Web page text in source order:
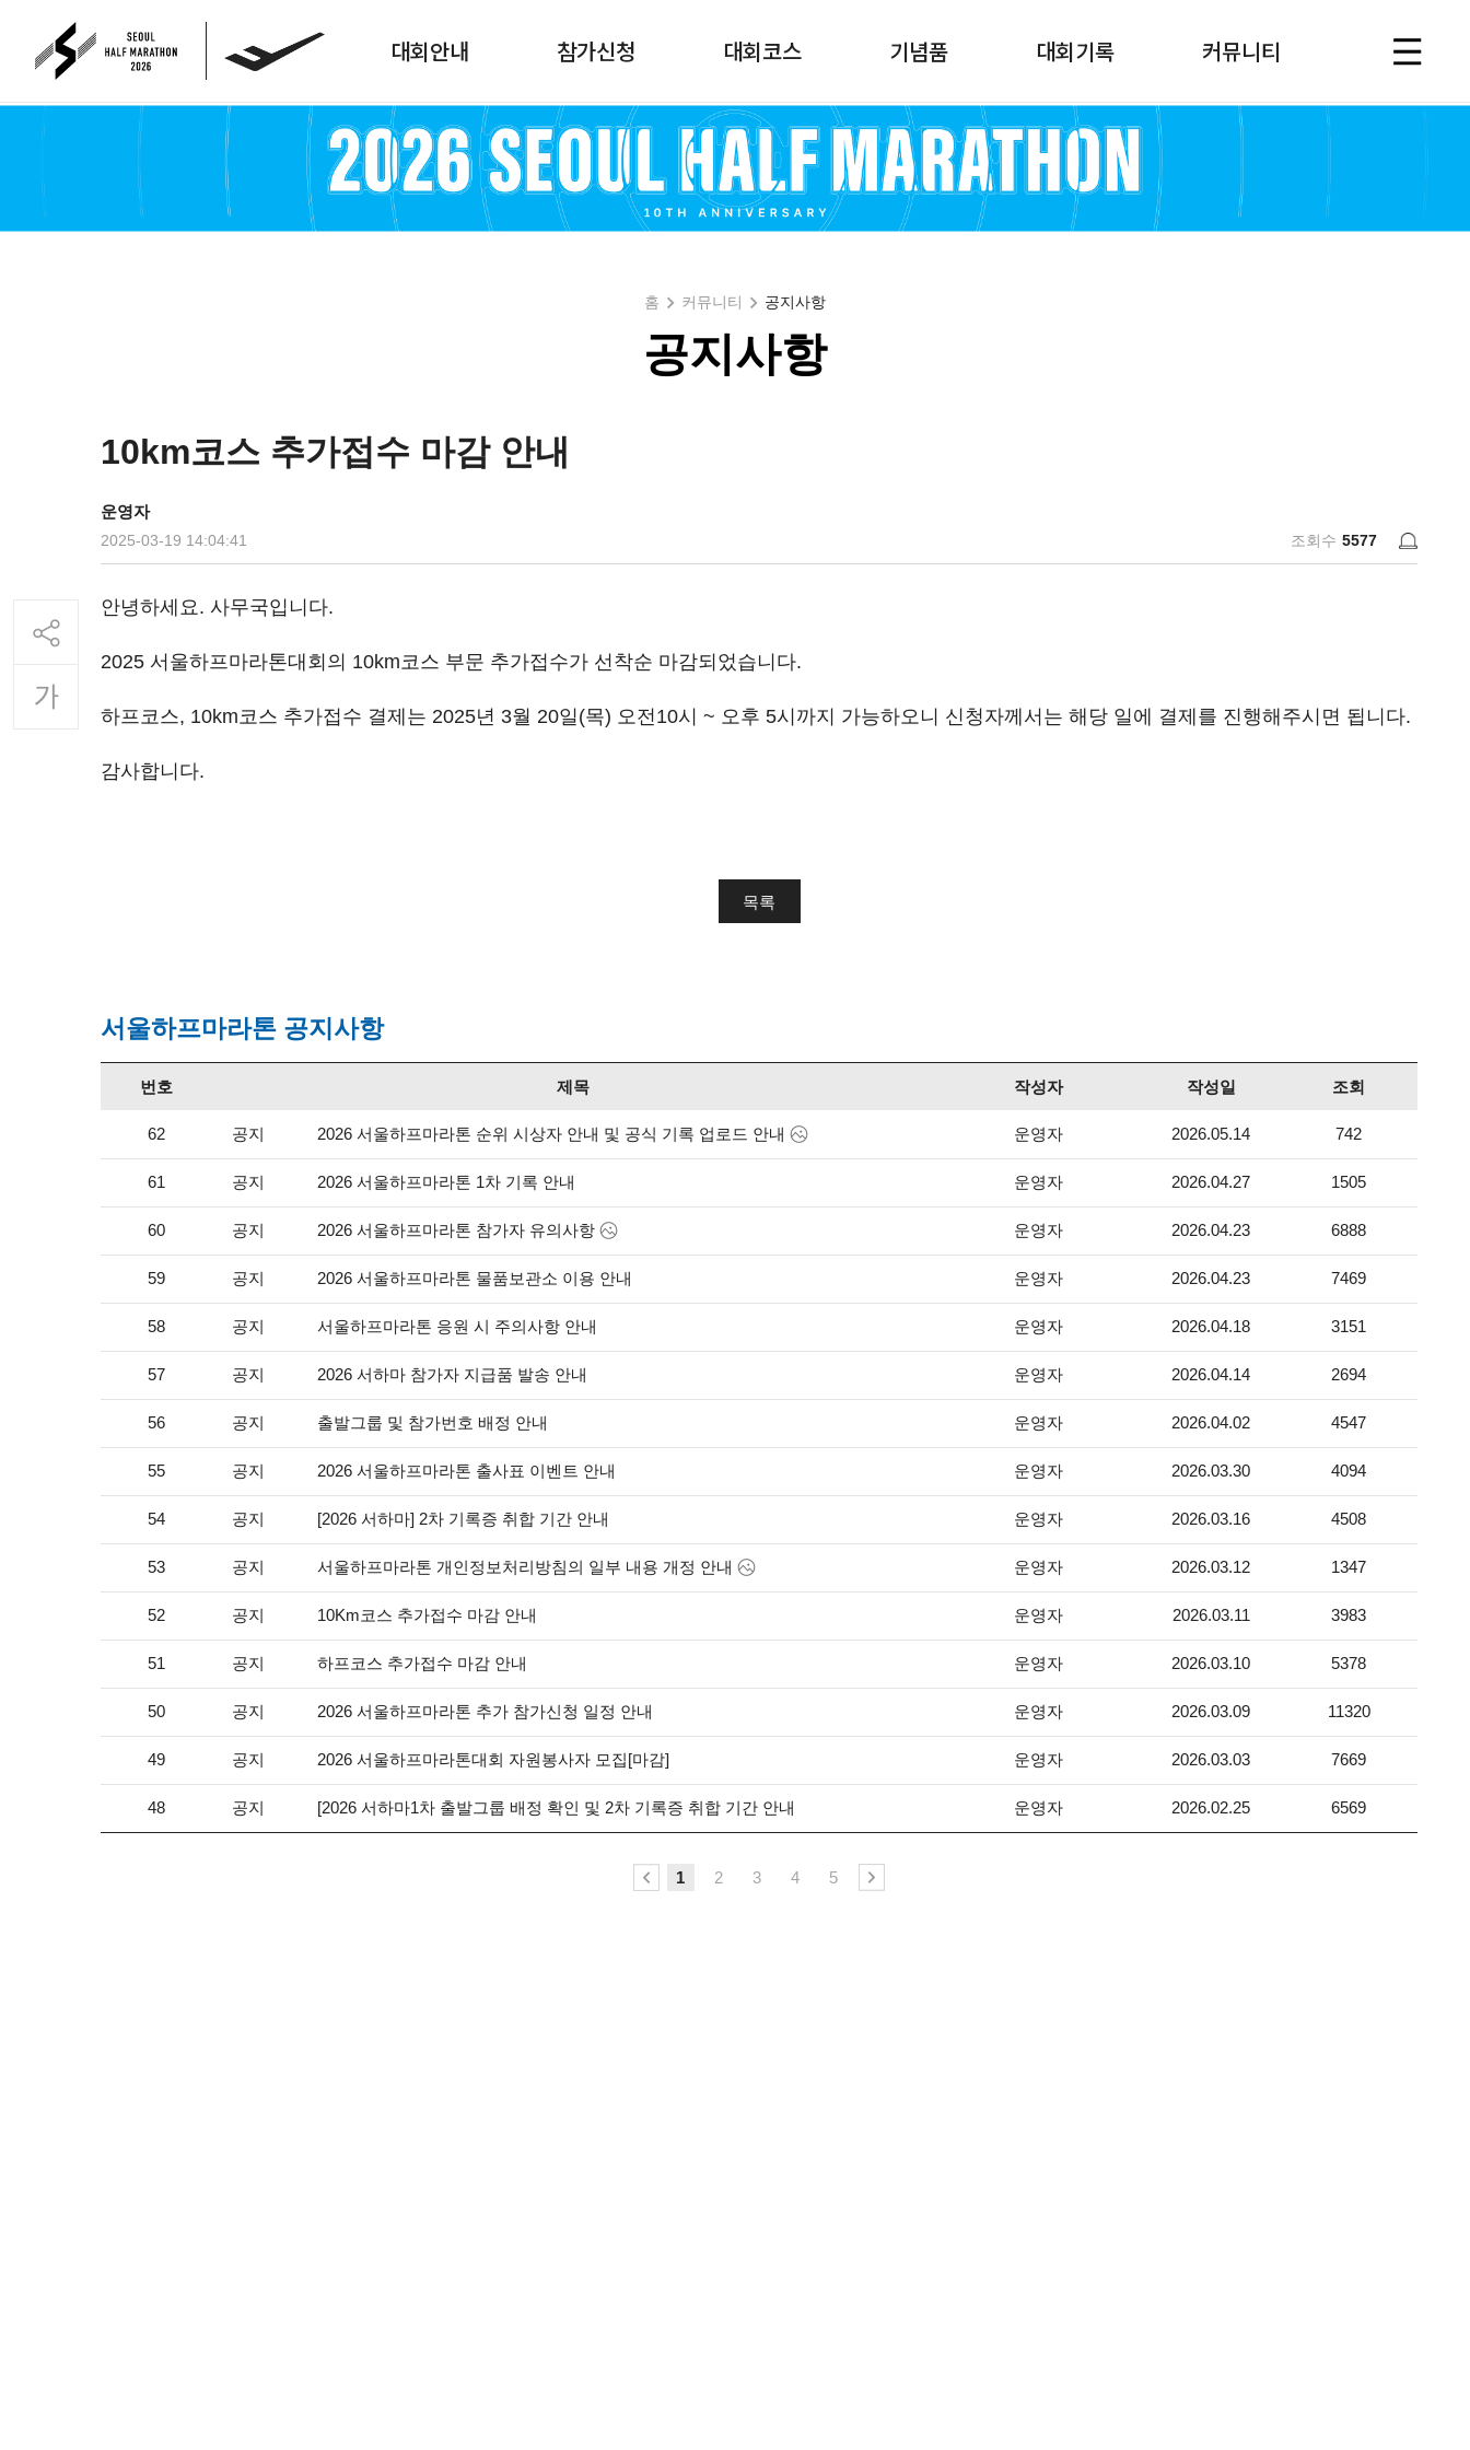
대회안내 참가신청 대회코스 기념품 대회기록 커뮤니티
홈 커뮤니티 공지사항
공지사항
10km코스 추가접수 마감 안내
운영자
2025-03-19 14:04:41 조회수 5577
안녕하세요. 사무국입니다.
2025 서울하프마라톤대회의 10km코스 부문 추가접수가 선착순 마감되었습니다.
하프코스, 10km코스 추가접수 결제는 2025년 3월 20일(목) 오전10시 ~ 오후 5시까지 가능하오니 신청자께서는 해당 일에 결제를 진행해주시면 됩니다.
감사합니다.
목록
서울하프마라톤 공지사항
번호 제목 작성자 작성일 조회
62 공지 2026 서울하프마라톤 순위 시상자 안내 및 공식 기록 업로드 안내 운영자 2026.05.14 742
61 공지 2026 서울하프마라톤 1차 기록 안내 운영자 2026.04.27 1505
60 공지 2026 서울하프마라톤 참가자 유의사항 운영자 2026.04.23 6888
59 공지 2026 서울하프마라톤 물품보관소 이용 안내 운영자 2026.04.23 7469
58 공지 서울하프마라톤 응원 시 주의사항 안내 운영자 2026.04.18 3151
57 공지 2026 서하마 참가자 지급품 발송 안내 운영자 2026.04.14 2694
56 공지 출발그룹 및 참가번호 배정 안내 운영자 2026.04.02 4547
55 공지 2026 서울하프마라톤 출사표 이벤트 안내 운영자 2026.03.30 4094
54 공지 [2026 서하마] 2차 기록증 취합 기간 안내 운영자 2026.03.16 4508
53 공지 서울하프마라톤 개인정보처리방침의 일부 내용 개정 안내 운영자 2026.03.12 1347
52 공지 10Km코스 추가접수 마감 안내 운영자 2026.03.11 3983
51 공지 하프코스 추가접수 마감 안내 운영자 2026.03.10 5378
50 공지 2026 서울하프마라톤 추가 참가신청 일정 안내 운영자 2026.03.09 11320
49 공지 2026 서울하프마라톤대회 자원봉사자 모집[마감] 운영자 2026.03.03 7669
48 공지 [2026 서하마1차 출발그룹 배정 확인 및 2차 기록증 취합 기간 안내 운영자 2026.02.25 6569
1 2 3 4 5